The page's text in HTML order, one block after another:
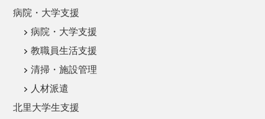
病院・大学支援
病院・大学支援
教職員生活支援
清掃・施設管理
人材派遣
北里大学生支援